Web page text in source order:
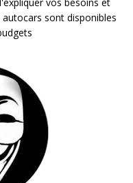
sont disponibles